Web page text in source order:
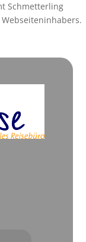
Schmetterling